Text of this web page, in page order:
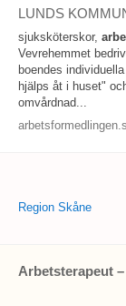
LUNDS
sjuksköterskor,
Vevrehemmet
boendes
hjälps åt i huset"
omvårdnad...
Region Skåne
Arbetsterapeut